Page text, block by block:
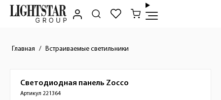
Главная Встраиваемые светильники
Краткое описание товара
Светодиодная панель Zocco
Артикул 221364